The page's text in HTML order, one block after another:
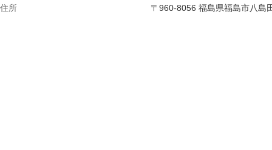
住所 〒960-8056 福島県福島市八島